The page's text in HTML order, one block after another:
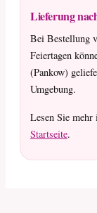
Lieferung
Bei Bestellung
Feiertagen
(Pankow)
Umgebung.
Lesen Sie mehr
Startseite.